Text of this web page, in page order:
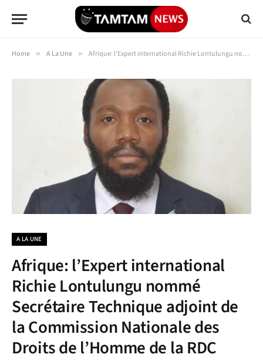
Home » A La Une » Afrique: l’Expert international Richie Lontulungu nommé Secrétaire Technique adjoint de la Commission Nationale des Droits de l’Homme de la RDC
A LA UNE
Afrique: l’Expert international
Richie Lontulungu nommé
Secrétaire Technique adjoint de
la Commission Nationale des
Droits de l’Homme de la RDC